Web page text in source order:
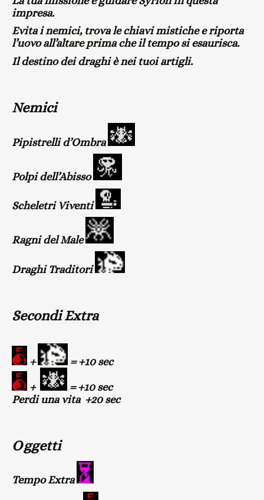
impresa.
Evita i nemici, trova le chiavi mistiche e riporta
l’uovo all’altare prima che il tempo si esaurisca.
Il destino dei draghi è nei tuoi artigli.
Nemici
Pipistrelli d’Ombra
Polpi dell’Abisso
Scheletri Viventi
Ragni del Male
Draghi Traditori
Secondi Extra
+ = +10 sec
+
= +10 sec
Perdi una vita +20 sec
Oggetti
Tempo Extra